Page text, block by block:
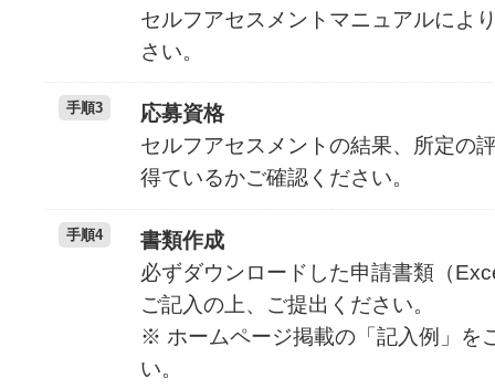
セルフアセスメントマニュアルによ
さい。
手順3
応募資格
セルフアセスメントの結果、所定の
得ているかご確認ください。
手順4
書類作成
必ずダウンロードした申請書類（
ご記入の上、ご提出ください。
※ ホームページ掲載の「記入例」を
い。